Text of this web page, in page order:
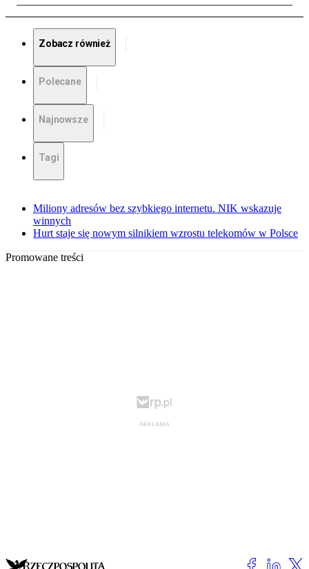
Zobacz również
Polecane
Najnowsze
Tagi
Miliony adresów bez szybkiego internetu. NIK wskazuje
winnych
Hurt staje się nowym silnikiem wzrostu telekomów w Polsce
Promowane treści